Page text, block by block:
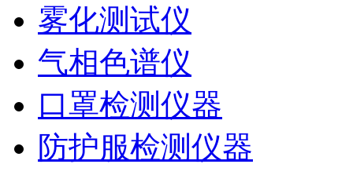
雾化测试仪
气相色谱仪
口罩检测仪器
防护服检测仪器